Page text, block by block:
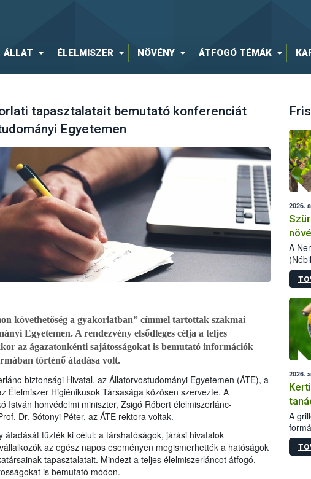
ÁLLAT ÉLELMISZER NÖVÉNY ÁTFOGÓ TÉMÁK
tapasztalatait bemutató konferenciát
Egyetemen
követhetőség a gyakorlatban” címmel tartottak szakmai
Egyetemen. A rendezvény elsődleges célja a teljes
az ágazatonkénti sajátosságokat is bemutató információk
történő átadása volt.
biztonsági Hivatal, az Állatorvostudományi Egyetemen (ÁTE), a
Élelmiszer Higiénikusok Társasága közösen szervezte. A
István honvédelmi miniszter, Zsigó Róbert élelmiszerlánc-
Dr. Sótonyi Péter, az ÁTE rektora voltak.
átadását tűzték ki célul: a társhatóságok, járási hivatalok
az egész napos eseményen megismerhették a hatóságok
tapasztalatait. Mindezt a teljes élelmiszerláncot átfogó,
is bemutató módon.
2026.
A
Az
2026.
A